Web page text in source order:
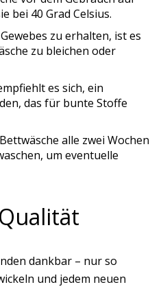
bei 40 Grad Celsius.
zu erhalten, ist es
zu bleichen oder
es sich, ein
das für bunte Stoffe
alle zwei Wochen
um eventuelle
dankbar – nur so
und jedem neuen